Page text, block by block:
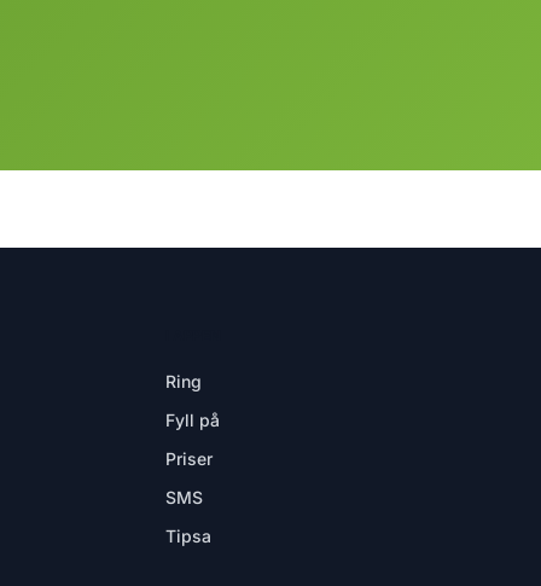
Ring
Fyll på
Priser
SMS
Tipsa